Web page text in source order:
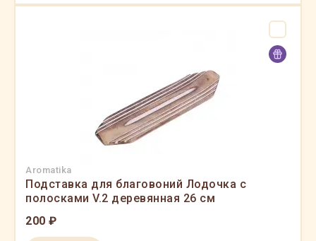
Aromatika
Подставка для благовоний Лодочка с
полосками V.2 деревянная 26 см
200 ₽